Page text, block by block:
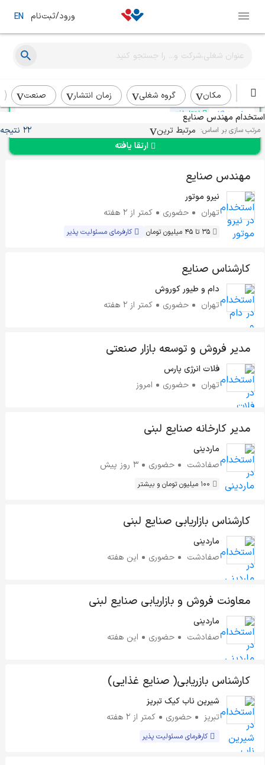
ورود/ثبت‌نام EN
مکان گروه شغلی زمان انتشار
صنعت
استخدام مهندس صنایع
مرتب سازی بر اساس: مرتبط ترین 22 نتیجه
مهندس صنایع
سنندج در چند هفته‌ی اخیر
ارتقا یافته
ارتقا یافته
مهندس صنایع
نیرو موتور
تهران
حضوری کمتر از ۲ هفته
35 تا 45 میلیون تومان کارفرمای مسئولیت پذیر
کارشناس صنایع
دام و طیور کوروش
تهران
حضوری کمتر از ۲ هفته
مدیر فروش و توسعه بازار صنعتی
فلات انرژی پارس
تهران
حضوری امروز
مدیر کارخانه صنایع لبنی
ماردینی
صفادشت
حضوری 3 روز پیش
100 میلیون تومان و بیشتر
کارشناس بازاریابی صنایع لبنی
ماردینی
صفادشت
حضوری این هفته
معاونت فروش و بازاریابی صنایع لبنی
ماردینی
صفادشت
حضوری این هفته
کارشناس بازریابی( صنایع غذایی)
شیرین ناب کیک تبریز
تبریز
حضوری کمتر از ۲ هفته
کارفرمای مسئولیت پذیر